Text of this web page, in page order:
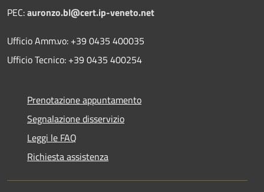
PEC:auronzo.bl@cert.ip-veneto.net
Ufficio Amm.vo: +39 0435 400035
Ufficio Tecnico: +39 0435 400254
Prenotazione appuntamento
Segnalazione disservizio
Leggi le FAQ
Richiesta assistenza